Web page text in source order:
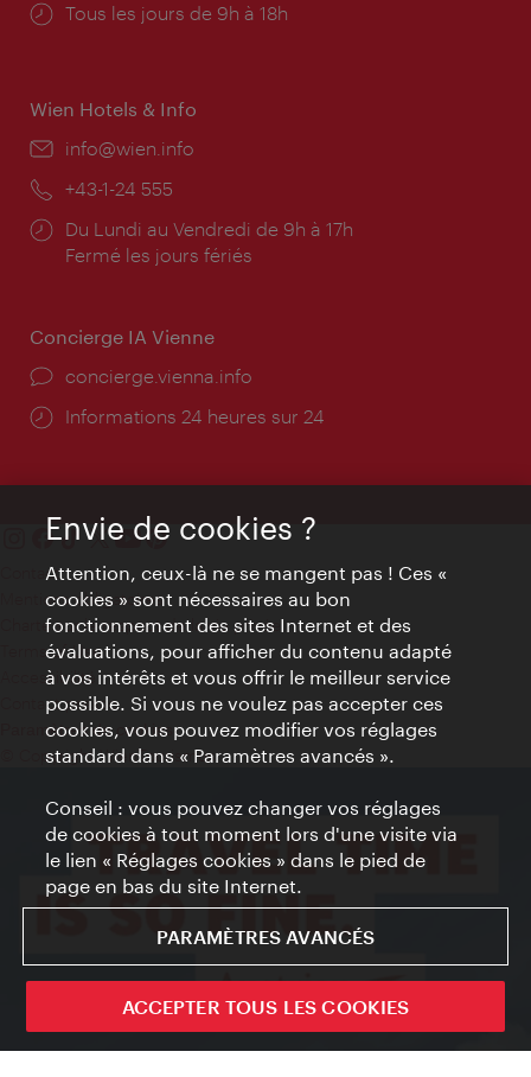
Horaires
Tous les jours de 9h à 18h
Wien Hotels & Info
E-
info@wien.info
Téléphone:
+43-1-24 555
Horaires
d'ouverture:
Du Lundi au Vendredi de 9h à 17h
Fermé les jours fériés
Concierge IA Vienne
Ort:
concierge.vienna.info
Öffnungszeiten:
Informations 24 heures sur 24
Contact
Mentions obligatoires
Charte sur le respect de la vie privée
Terms of Use
Accessibilité
Contact presse
Paramètres de cookies
© Copyright WienTourismus
Envie de cookies ?
Attention, ceux-là ne se mangent pas ! Ces «
cookies » sont nécessaires au bon
fonctionnement des sites Internet et des
évaluations, pour afficher du contenu adapté
à vos intérêts et vous offrir le meilleur service
possible. Si vous ne voulez pas accepter ces
cookies, vous pouvez modifier vos réglages
standard dans « Paramètres avancés ».
Conseil : vous pouvez changer vos réglages
de cookies à tout moment lors d'une visite via
le lien « Réglages cookies » dans le pied de
page en bas du site Internet.
PARAMÈTRES AVANCÉS
ACCEPTER TOUS LES COOKIES